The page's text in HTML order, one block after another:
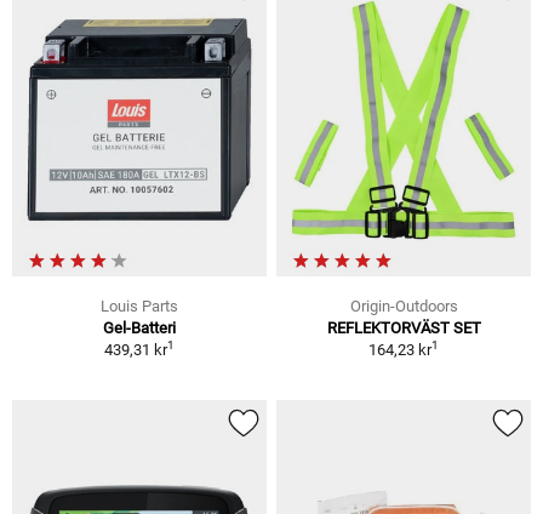
Louis Parts
Gel-Batteri
439,31 kr1
Origin-Outdoors
REFLEKTORVÄST SET
164,23 kr1